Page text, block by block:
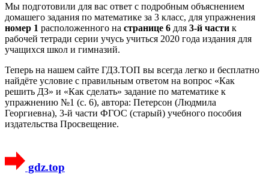
Мы подготовили для вас ответ c подробным объяснением
домашего задания по математике за 3 класс, для упражнения
номер 1 расположенного на странице 6 для 3-й части к
рабочей тетради серии учусь учиться 2020 года издания для
учащихся школ и гимназий.
Теперь на нашем сайте ГДЗ.ТОП вы всегда легко и бесплатно
найдёте условие с правильным ответом на вопрос «Как
решить ДЗ» и «Как сделать» задание по математике к
упражнению №1 (с. 6), автора: Петерсон (Людмила
Георгиевна), 3-й части ФГОС (старый) учебного пособия
издательства Просвещение.
gdz.top